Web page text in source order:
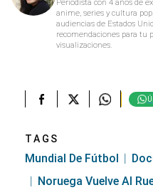
Periodista con 4 años de
anime, series y cultura
audiencias de Estados
recomendaciones para tu
visualizaciones.
TAGS
Mundial De Fútbol
Noruega Vuelve Al